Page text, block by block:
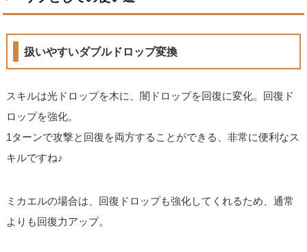
扱いやすいダブルドロップ変換
スキルは光ドロップを木に、闇ドロップを回復に変化。回復ド
ロップを強化。
1ターンで攻撃と回復を両方することができる、非常に便利なス
キルですね♪
ミカエルの場合は、回復ドロップも強化してくれるため、通常
よりも回復力アップ。